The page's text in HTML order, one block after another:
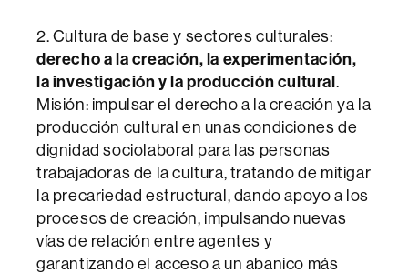
2. Cultura de base y sectores culturales:
derecho a la creación, la experimentación,
la investigación y la producción cultural.
Misión: impulsar el derecho a la creación ya la
producción cultural en unas condiciones de
dignidad sociolaboral para las personas
trabajadoras de la cultura, tratando de mitigar
la precariedad estructural, dando apoyo a los
procesos de creación, impulsando nuevas
vías de relación entre agentes y
garantizando el acceso a un abanico más